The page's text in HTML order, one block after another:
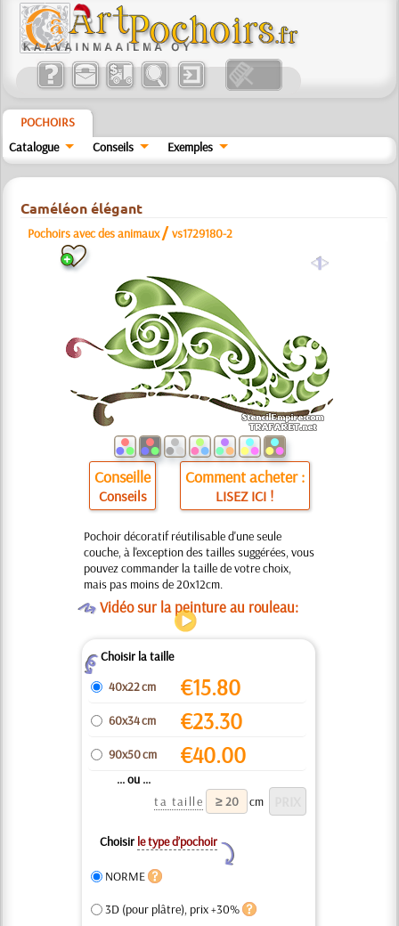
POCHOIRS
Catalogue
Conseils Exemples
Caméléon élégant
Pochoirs avec des animaux /vs1729180-2
a
Conseille
Conseils
Comment acheter :
LISEZ ICI !
Pochoir décoratif réutilisable d'une seule
couche, à l'exception des tailles suggérées, vous
pouvez commander la taille de votre choix,
mais pas moins de 20x12cm.
OVidéo sur la peinture au rouleau:
ZChoisir la taille
40x22 cm
€15.80
60x34 cm €23.30
90x50 cm €40.00
... ou ...
ta taille
cm
Choisir le type d’pochoir
Y
NORME
3D (pour plâtre), prix +30%